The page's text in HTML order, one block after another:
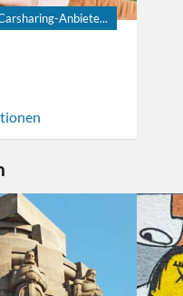
Anbiete...